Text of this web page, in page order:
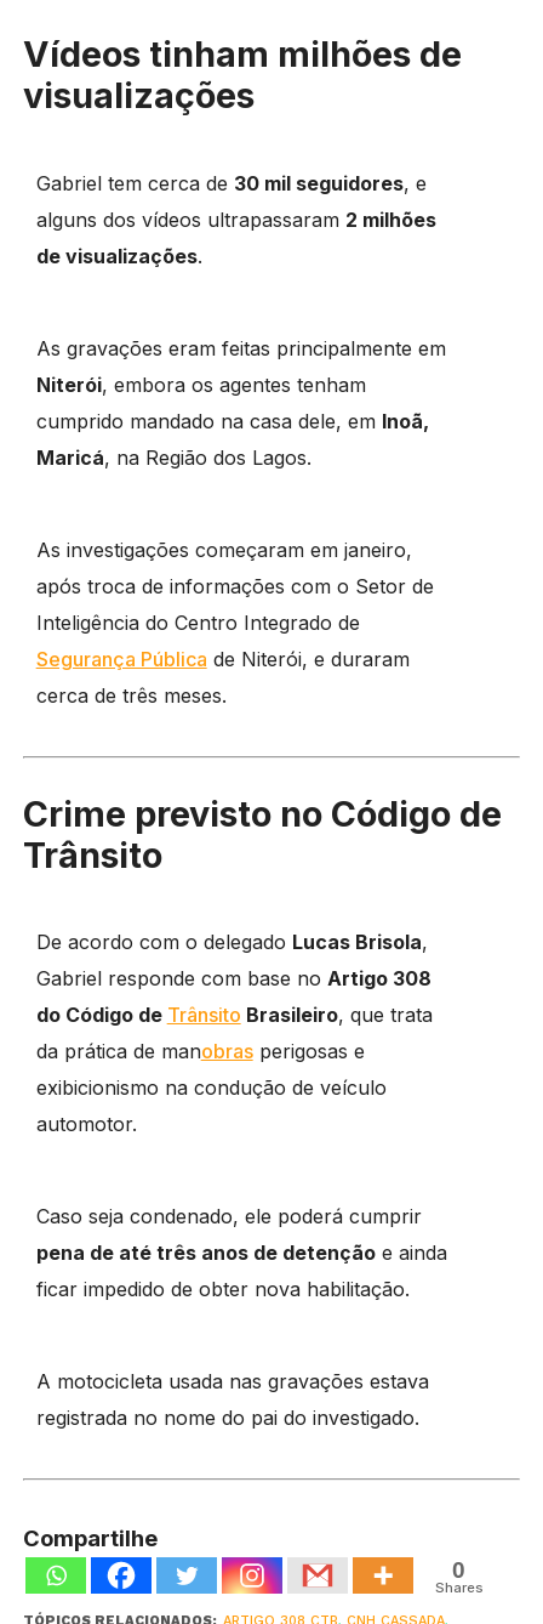
Vídeos tinham milhões de
visualizações
Gabriel tem cerca de 30 mil seguidores, e
alguns dos vídeos ultrapassaram 2 milhões
de visualizações.
As gravações eram feitas principalmente em
Niterói, embora os agentes tenham
cumprido mandado na casa dele, em Inoã,
Maricá, na Região dos Lagos.
As investigações começaram em janeiro,
após troca de informações com o Setor de
Inteligência do Centro Integrado de
Segurança Pública de Niterói, e duraram
cerca de três meses.
Crime previsto no Código de
Trânsito
De acordo com o delegado Lucas Brisola,
Gabriel responde com base no Artigo 308
do Código de Trânsito Brasileiro, que trata
da prática de manobrasperigosas e
exibicionismo na condução de veículo
automotor.
Caso seja condenado, ele poderá cumprir
pena de até três anos de detençãoe ainda
ficar impedido de obter nova habilitação.
A motocicleta usada nas gravações estava
registrada no nome do pai do investigado.
Compartilhe
0
Shares
TÓPICOS RELACIONADOS: ARTIGO 308 CTB, CNH CASSADA,